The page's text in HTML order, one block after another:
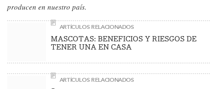
producen en nuestro país.
ARTÍCULOS RELACIONADOS
MASCOTAS: BENEFICIOS Y RIESGOS DE
TENER UNA EN CASA
ARTÍCULOS RELACIONADOS